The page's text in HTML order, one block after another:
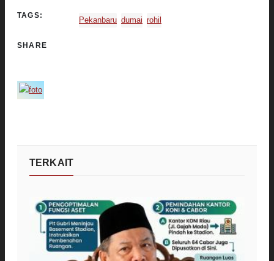
TAGS:
Pekanbaru dumai rohil
SHARE
TERKAIT